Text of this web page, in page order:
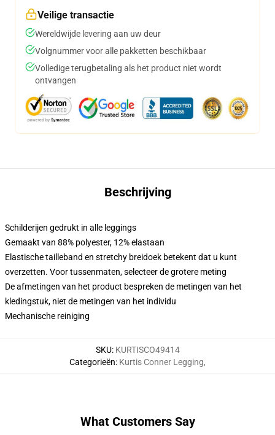
Veilige transactie
Wereldwijde levering aan uw deur
Volgnummer voor alle pakketten beschikbaar
Volledige terugbetaling als het product niet wordt
ontvangen
Beschrijving
Schilderijen gedrukt in alle leggings
Gemaakt van 88% polyester, 12% elastaan
Elastische tailleband en stretchy breidoek betekent dat u kunt
overzetten. Voor tussenmaten, selecteer de grotere meting
De afmetingen van het product bespreken de metingen van het
kledingstuk, niet de metingen van het individu
Mechanische reiniging
SKU: KURTISCO49414
Categorieën: Kurtis Conner Legging,
What Customers Say